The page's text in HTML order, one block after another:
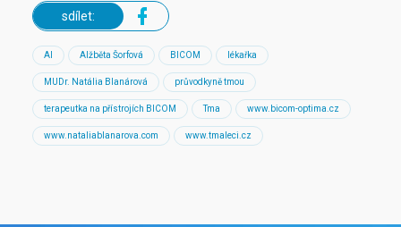
sdílet:
AI Alžběta Šorfová BICOM lékařka
MUDr. Natália Blanárová průvodkyně tmou
terapeutka na přístrojích BICOM Tma www.bicom-optima.cz
www.nataliablanarova.com www.tmaleci.cz